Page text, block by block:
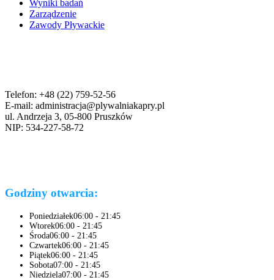
Wyniki badań
Zarządzenie
Zawody Pływackie
Telefon: +48 (22) 759-52-56
E-mail: administracja@plywalniakapry.pl
ul. Andrzeja 3, 05-800 Pruszków
NIP: 534-227-58-72
Godziny otwarcia:
Poniedziałek06:00 - 21:45
Wtorek06:00 - 21:45
Środa06:00 - 21:45
Czwartek06:00 - 21:45
Piątek06:00 - 21:45
Sobota07:00 - 21:45
Niedziela07:00 - 21:45